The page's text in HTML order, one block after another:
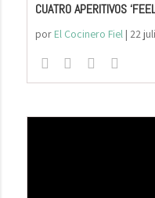
CUATRO APERITIVOS
por El Cocinero Fiel| 22